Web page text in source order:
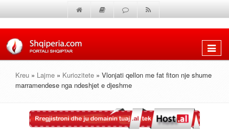
Shfaq
Kreu » Lajme » Kuriozitete » Vlonjati qellon me fat fiton nje shume
marramendese nga ndeshjet e djeshme